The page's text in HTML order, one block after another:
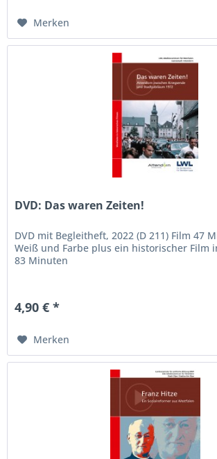
Merken
DVD: Das waren Zeiten!
DVD mit Begleitheft, 2022 (D 211) Film 47
Weiß und Farbe plus ein historischer Film
83 Minuten
4,90 € *
Merken